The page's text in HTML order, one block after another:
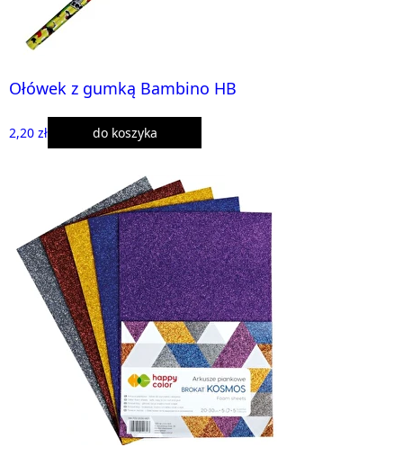
Ołówek z gumką Bambino HB
2,20 zł do koszyka